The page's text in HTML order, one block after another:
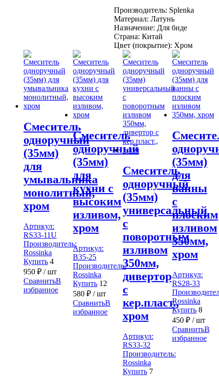
Производитель: Splenka
Материал: Латунь
Назначение: Для биде
Страна: Китай
Цвет (покрытие): Хром
Смеситель
одноручный
(35мм)
для
умывальника
монолитный,
хром
Артикул:
RS33-11U
Производитель:
Rossinka
Купить 4
950 ₽ / шт
СравнитьВ
избранное
Смеситель
одноручный
(35мм)
для
кухни с
высоким
изливом,
хром
Артикул:
B35-25
Производитель:
Rossinka
Купить 12
580₽ / шт
СравнитьВ
избранное
Смеситель
одноручный
(35мм)
универсальный
с
поворотным
изливом
350мм,
дивертор
с
кер.пласт.,
хром
Артикул:
RS33-32
Производитель:
Rossinka
Купить 7
(35мм)
для
ванны
с
плоским
изливом
350мм,
хром
Артикул:
RS28-33
Rossinka
Купить 8
450 ₽/ шт
СравнитьВ
избранное